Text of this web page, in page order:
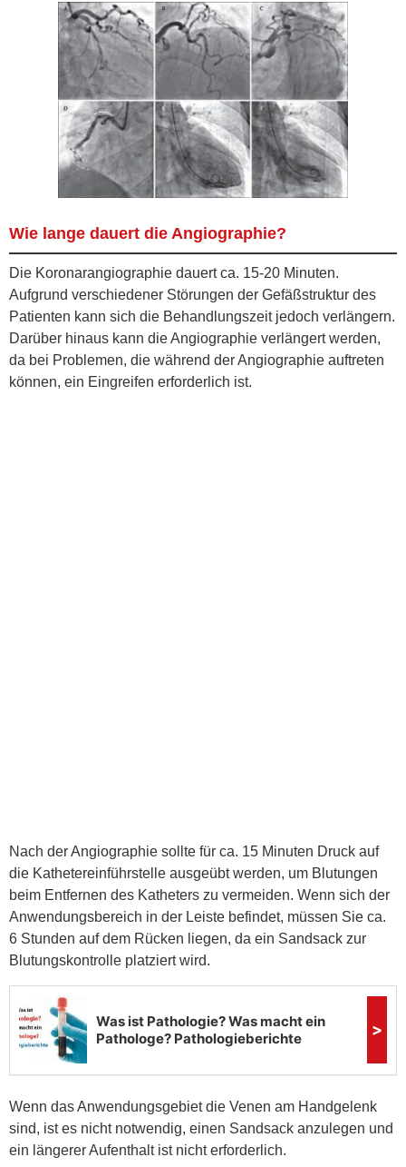
Wie lange dauert die Angiographie?
Die Koronarangiographie dauert ca. 15-20 Minuten.
Aufgrund verschiedener Störungen der Gefäßstruktur des
Patienten kann sich die Behandlungszeit jedoch verlängern.
Darüber hinaus kann die Angiographie verlängert werden,
da bei Problemen, die während der Angiographie auftreten
können, ein Eingreifen erforderlich ist.
Nach der Angiographie sollte für ca. 15 Minuten Druck auf
die Kathetereinführstelle ausgeübt werden, um Blutungen
beim Entfernen des Katheters zu vermeiden. Wenn sich der
Anwendungsbereich in der Leiste befindet, müssen Sie ca.
6 Stunden auf dem Rücken liegen, da ein Sandsack zur
Blutungskontrolle platziert wird.
Wenn das Anwendungsgebiet die Venen am Handgelenk
sind, ist es nicht notwendig, einen Sandsack anzulegen und
ein längerer Aufenthalt ist nicht erforderlich.